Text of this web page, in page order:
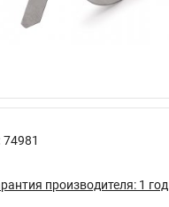
74981
производителя: 1 год